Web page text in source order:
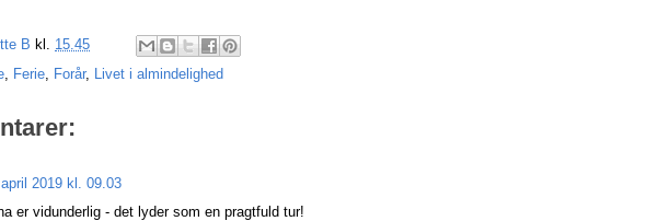
B kl. 15.45
, Ferie, Forår, Livet i almindelighed
2019 kl. 09.03
er vidunderlig - det lyder som en pragtfuld tur!